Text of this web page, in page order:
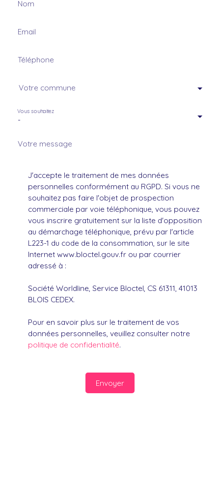
Nom
Email
Téléphone
Votre commune
-
Vous souhaitez
Votre message
J'accepte le traitement de mes données
personnelles conformément au RGPD. Si vous ne
souhaitez pas faire l'objet de prospection
commerciale par voie téléphonique, vous pouvez
vous inscrire gratuitement sur la liste d'opposition
au démarchage téléphonique, prévu par l'article
L223-1 du code de la consommation, sur le site
Internet www.bloctel.gouv.fr ou par courrier
adressé à :
Société Worldline, Service Bloctel, CS 61311, 41013
BLOIS CEDEX.
Pour en savoir plus sur le traitement de vos
données personnelles, veuillez consulter notre
politique de confidentialité.
Envoyer